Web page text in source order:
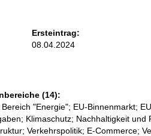
Ersteintrag:
08.04.2024
(14):
"Energie"; EU-Binnenmarkt;
Klimaschutz; Nachhaltigkeit und
Verkehrspolitik; E-Commerce;